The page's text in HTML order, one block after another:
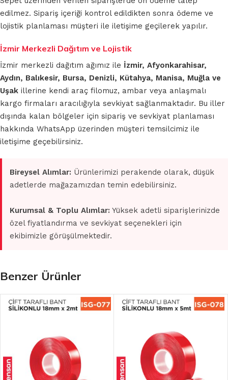
edilmez. Sipariş içeriği kontrol edildikten sonra ödeme ve
lojistik planlaması müşteri ile iletişime geçilerek yapılır.
İzmir Merkezli Dağıtım ve Lojistik
İzmir merkezli dağıtım ağımız ile İzmir, Afyonkarahisar,
Aydın, Balıkesir, Bursa, Denizli, Kütahya, Manisa, Muğla ve
Uşak illerine kendi araç filomuz, ambar veya anlaşmalı
kargo firmaları aracılığıyla sevkiyat sağlanmaktadır. Bu iller
dışında kalan bölgeler için sipariş ve sevkiyat planlaması
hakkında WhatsApp üzerinden müşteri temsilcimiz ile
iletişime geçebilirsiniz.
Bireysel Alımlar: Ürünlerimizi perakende olarak, düşük
adetlerde mağazamızdan temin edebilirsiniz.
Kurumsal & Toplu Alımlar: Yüksek adetli siparişlerinizde
özel fiyatlandırma ve sevkiyat seçenekleri için
ekibimizle görüşülmektedir.
Benzer Ürünler